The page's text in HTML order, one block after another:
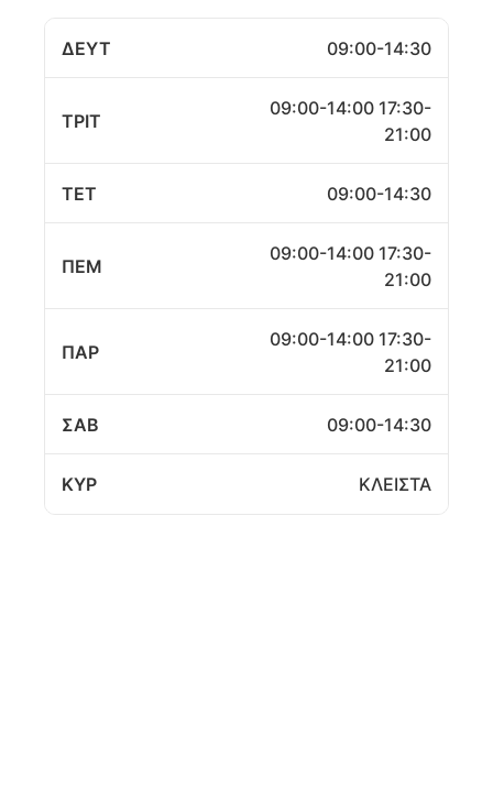
ΔΕΥΤ 09:00-14:30
ΤΡΙΤ
09:00-14:00 17:30-
21:00
ΤΕΤ 09:00-14:30
ΠΕΜ
09:00-14:00 17:30-
21:00
ΠΑΡ
09:00-14:00 17:30-
21:00
ΣΑΒ 09:00-14:30
ΚΥΡ ΚΛΕΙΣΤΑ